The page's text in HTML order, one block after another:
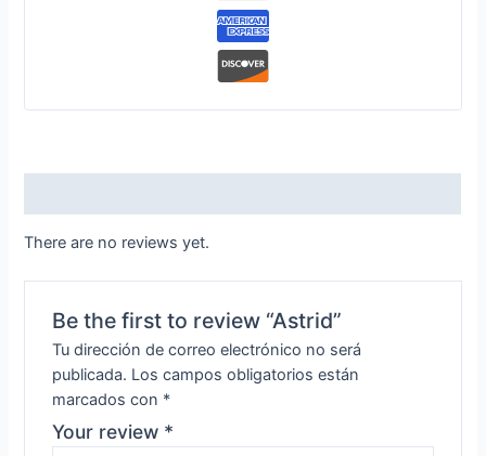
There are no reviews yet.
Be the first to review “Astrid”
Tu dirección de correo electrónico no será
publicada. Los campos obligatorios están
marcados con *
Your review *